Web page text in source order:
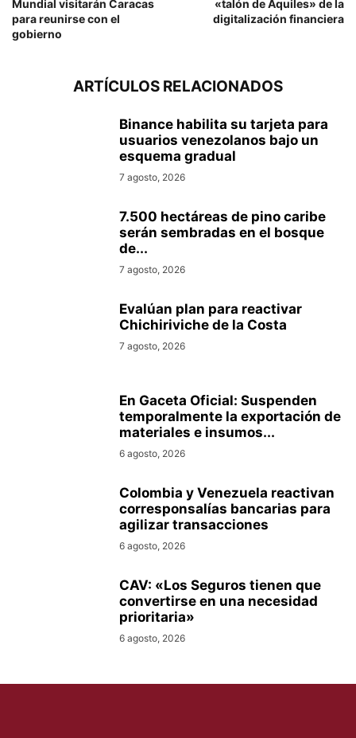
Mundial visitarán Caracas
para reunirse con el
gobierno
«talón de Aquiles» de la
digitalización financiera
ARTÍCULOS RELACIONADOS
Binance habilita su tarjeta para
usuarios venezolanos bajo un
esquema gradual
7 agosto, 2026
7.500 hectáreas de pino caribe
serán sembradas en el bosque
de...
7 agosto, 2026
Evalúan plan para reactivar
Chichiriviche de la Costa
7 agosto, 2026
En Gaceta Oficial: Suspenden
temporalmente la exportación de
materiales e insumos...
6 agosto, 2026
Colombia y Venezuela reactivan
corresponsalías bancarias para
agilizar transacciones
6 agosto, 2026
CAV: «Los Seguros tienen que
convertirse en una necesidad
prioritaria»
6 agosto, 2026